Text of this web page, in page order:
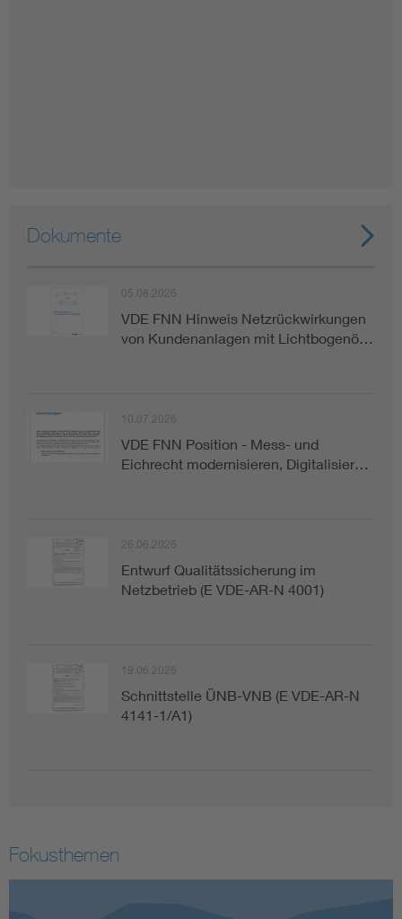
Dokumente
05.08.2026
VDE FNN Hinweis Netzrückwirkungen
von Kundenanlagen mit Lichtbogenö…
10.07.2026
VDE FNN Position - Mess- und
Eichrecht modernisieren, Digitalisier…
26.06.2026
Entwurf Qualitätssicherung im
Netzbetrieb (E VDE-AR-N 4001)
19.06.2026
Schnittstelle ÜNB-VNB (E VDE-AR-N
4141-1/A1)
Fokusthemen